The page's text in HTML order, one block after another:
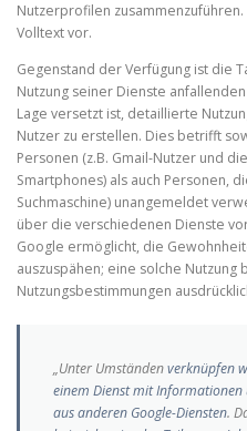
Nutzerprofilen
Volltext vor.
Gegenstand der Verfügung ist die
Nutzung seiner Dienste
Lage versetzt ist, detaillierte
Nutzer zu erstellen. Dies betrifft
Personen (z.B. Gmail-Nutzer und
Smartphones) als auch Personen,
Suchmaschine) unangemeldet
über die verschiedenen Dienste
Google ermöglicht, die
auszuspähen; eine solche Nutzung
Nutzungsbestimmungen
„Unter Umständenverknüpfen
einem Dienst mit Informationen
aus anderen Google-Diensten.